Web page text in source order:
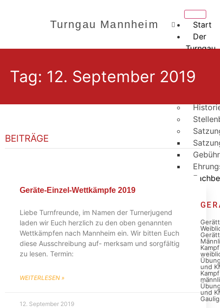
Turngau Mannheim
Start
Der
Turngau
und
und
Tag: 12. September 2019
BEITRÄGE
Geräte-Einzel-Wettkämpfe 2019
Liebe Turnfreunde, im Namen der Turnerjugend
laden wir Euch herzlich zu den oben genannten
Wettkämpfen nach Mannheim ein. Wir bitten Euch
diese Ausschreibung auf- merksam und sorgfältig
zu lesen. Termin:
WEITERLESEN »
12. September 2019